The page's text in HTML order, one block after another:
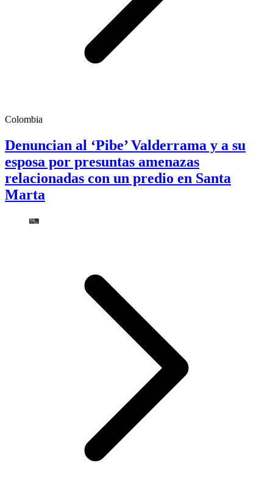
Colombia
Denuncian al ‘Pibe’ Valderrama y a su
esposa por presuntas amenazas
relacionadas con un predio en Santa
Marta